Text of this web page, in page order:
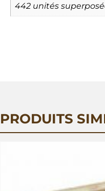
442 unités
PRODUITS